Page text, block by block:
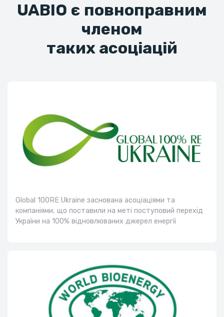
UABIO є повноправним
членом
таких асоціацій
Global 100RE Ukraine заснована асоціаціями та
компаніями, що поставили на меті поступовий перехід
України на 100% відновлюваних джерел енергії